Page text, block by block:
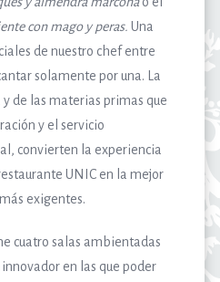
con mago y peras.Una
de nuestro chef entre
solamente por una. La
de las materias primas que
y el servicio
convierten la experiencia
UNIC en la mejor
exigentes.
cuatro salas ambientadas
en las que poder